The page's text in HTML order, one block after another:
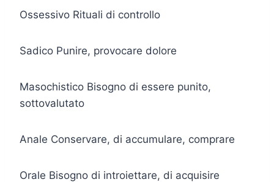
Ossessivo Rituali di controllo
Sadico Punire, provocare dolore
Masochistico Bisogno di essere punito,
sottovalutato
Anale Conservare, di accumulare, comprare
Orale Bisogno di introiettare, di acquisire